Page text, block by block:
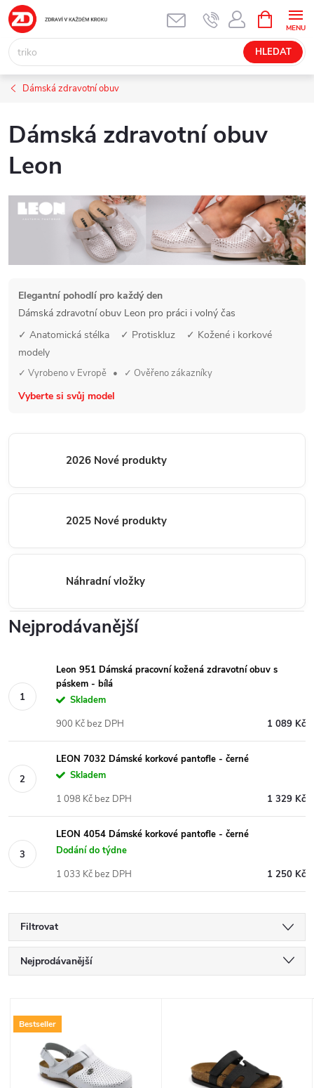
Přejít
na
obsah
HLEDAT
NÁKUPNÍ
KOŠÍK
Dámská zdravotní obuv
Dámská zdravotní obuv
Leon
Elegantní pohodlí pro každý den
Dámská zdravotní obuv Leon pro práci i volný čas
✓ Anatomická stélka ✓ Protiskluz ✓ Kožené i korkové
modely
✓ Vyrobeno v Evropě • ✓ Ověřeno zákazníky
Vyberte si svůj model
2026 Nové produkty
2025 Nové produkty
Náhradní vložky
Nejprodávanější
Leon 951 Dámská pracovní kožená zdravotní obuv s
páskem - bílá
Skladem
1 089 Kč
900 Kč bez DPH
LEON 7032 Dámské korkové pantofle - černé
Skladem
1 329 Kč
1 098 Kč bez DPH
LEON 4054 Dámské korkové pantofle - černé
Dodání do týdne
1 250 Kč
1 033 Kč bez DPH
Filtrovat
Ř
z
Nejprodávanější
Nejdražší
Abecedně
VBestseller